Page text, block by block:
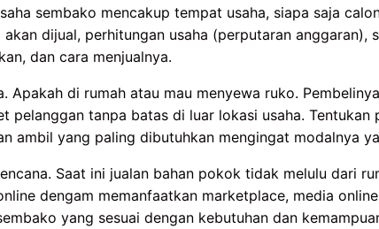
sembako mencakup tempat usaha, siapa saja
dijual, perhitungan usaha (perputaran anggaran),
dan cara menjualnya.
Apakah di rumah atau mau menyewa ruko.
pelanggan tanpa batas di luar lokasi usaha. Tentukan
ambil yang paling dibutuhkan mengingat modalnya
Saat ini jualan bahan pokok tidak melulu dari
dengam memanfaatkan marketplace, media
yang sesuai dengan kebutuhan dan